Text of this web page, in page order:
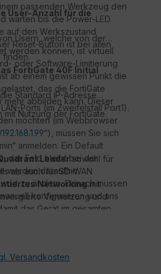
passenden Werkzeug den
warten bis die Power-LED
auf den Werkszustand
Reset-Button ist bei allen
finden.
User-Anzahl für die
Usern, welche von der
werden können, ist virtuell
oder Software-Limitierung
ab einem gewissen Punkt die
das die FortiGate
mehr abbilden kann. Dieser
Nutzung der FortiGate.
FortiGate 40F Initial
Standard IP-Adresse
LAN-Ports (im Zweifelsfall Port1).
möchten (im Webbrowser
“), müssen Sie sich
anmelden. Ein Default
das Feld bleibt bei der
werden daraufhin
zu ändern. Danach müssen
konfigurieren und ans
das Gerät im gesamten
Leadersowohl für
als auch für SD-WAN
Networkingmit
Vernetzung und
Dienstleistungen
Versandkosten